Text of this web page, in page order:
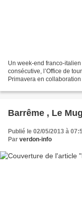
Un week-end franco-
consécutive, l’Office de
Primavera en
Barrême , Le
Publié le 02/05/2013 à
Par verdon-info